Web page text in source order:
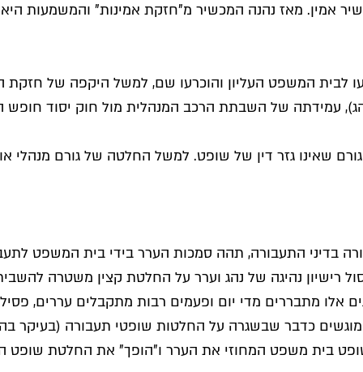
אמין. מאז נהנה המכשיר מ"חזקת אמינות" והמשמעות
לבית המשפט העליון והוכרעו שם, למשל היקפה של
עמידתה של השבתת הרכב המנהלית מול חוק יסוד חופש
גורם שאינו גזר דין של שופט. למשל החלטה של גורם
בדיני התעבורה, תהה סמכות הערר בידי בית המשפט
רישיון נהיגה של נהג וערר על החלטת קצין משטרה
אלו מתבררים מדי יום ופעמים רבות מתקבלים עררים,
כדבר שבשגרה על החלטות שופטי תעבורה (בעיקר
בית משפט המחוזי את הערר ו"הופך" את החלטת שופט